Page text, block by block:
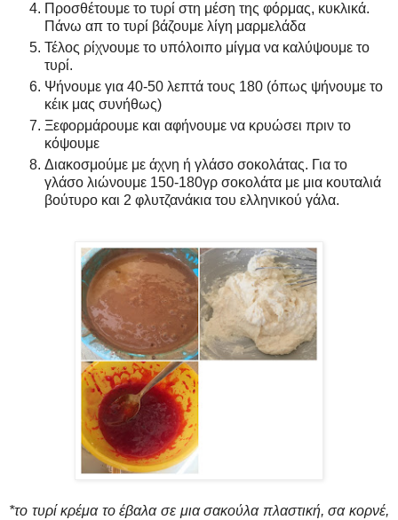
Προσθέτουμε το τυρί στη μέση της φόρμας, κυκλικά.
Πάνω απ το τυρί βάζουμε λίγη μαρμελάδα
Τέλος ρίχνουμε το υπόλοιπο μίγμα να καλύψουμε το
τυρί.
Ψήνουμε για 40-50 λεπτά τους 180 (όπως ψήνουμε το
κέικ μας συνήθως)
Ξεφορμάρουμε και αφήνουμε να κρυώσει πριν το
κόψουμε
Διακοσμούμε με άχνη ή γλάσο σοκολάτας. Για το
γλάσο λιώνουμε 150-180γρ σοκολάτα με μια κουταλιά
βούτυρο και 2 φλυτζανάκια του ελληνικού γάλα.
*το τυρί κρέμα το έβαλα σε μια σακούλα πλαστική, σα κορνέ,